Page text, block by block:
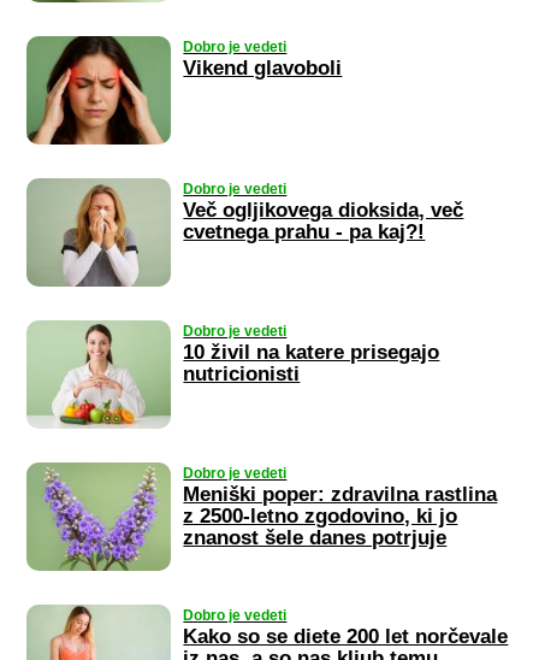
Dobro je vedeti
Vikend glavoboli
Dobro je vedeti
Več ogljikovega dioksida, več
cvetnega prahu - pa kaj?!
Dobro je vedeti
10 živil na katere prisegajo
nutricionisti
Dobro je vedeti
Meniški poper: zdravilna rastlina
z 2500-letno zgodovino, ki jo
znanost šele danes potrjuje
Dobro je vedeti
Kako so se diete 200 let norčevale